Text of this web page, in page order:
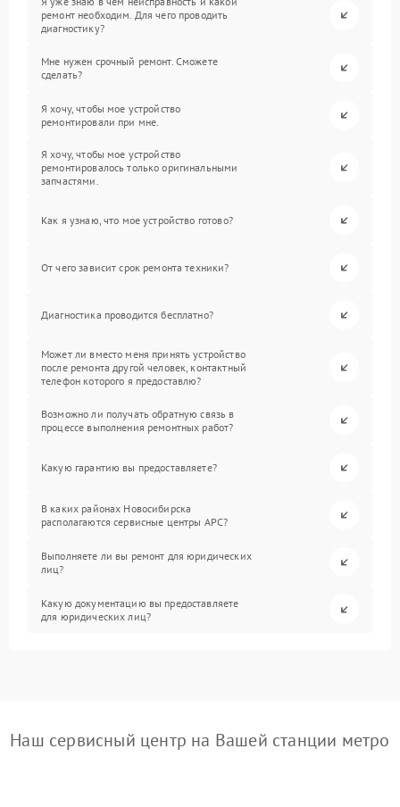
ремонт необходим. Для чего проводить
диагностику?
Мне нужен срочный ремонт. Сможете
сделать?
Я хочу, чтобы мое устройство
ремонтировали при мне.
Я хочу, чтобы мое устройство
ремонтировалось только оригинальными
запчастями.
Как я узнаю, что мое устройство готово?
От чего зависит срок ремонта техники?
Диагностика проводится бесплатно?
Может ли вместо меня принять устройство
после ремонта другой человек, контактный
телефон которого я предоставлю?
Возможно ли получать обратную связь в
процессе выполнения ремонтных работ?
Какую гарантию вы предоставляете?
В каких районах Новосибирска
располагаются сервисные центры APC?
Выполняете ли вы ремонт для юридических
лиц?
Какую документацию вы предоставляете
для юридических лиц?
Наш сервисный центр на Вашей станции метро